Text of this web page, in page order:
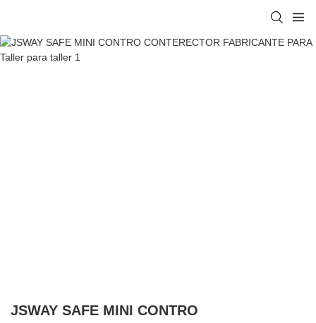
JSWAY SAFE MINI CONTRO